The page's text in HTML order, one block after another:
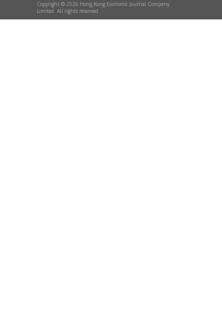
Copyright © 2026 Hong Kong Economic Journal Company
Limited. All rights reserved.